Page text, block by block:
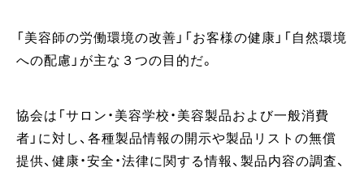
「美容師の労働環境の改善」「お客様の健康」「⾃然環境
への配慮」が主な３つの⽬的だ。
協会は「サロン・美容学校・美容製品および⼀般消費
者」に対し、各種製品情報の開⽰や製品リストの無償
提供、健康・安全・法律に関する情報、製品内容の調査、